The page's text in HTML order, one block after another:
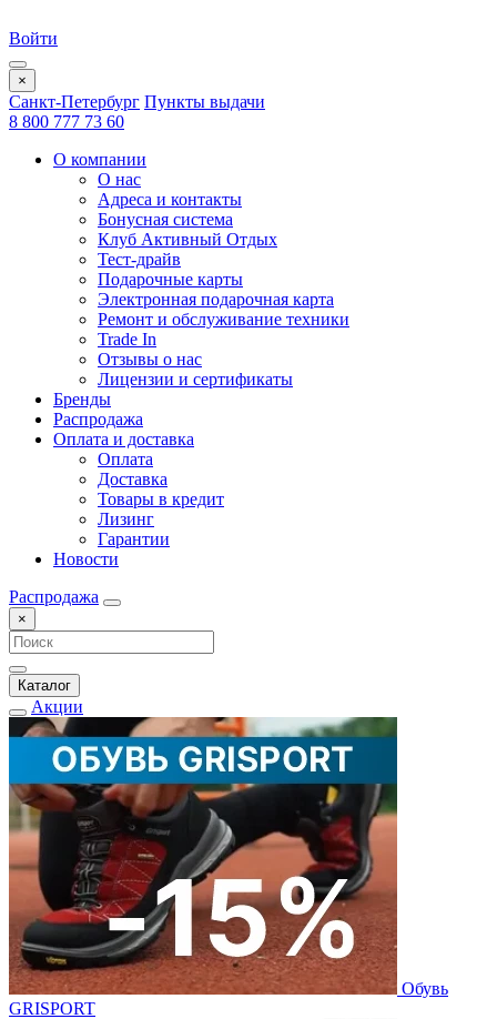
Войти
×
Санкт-Петербург Пункты выдачи
8 800 777 73 60
О компании
О нас
Адреса и контакты
Бонусная система
Клуб Активный Отдых
Тест-драйв
Подарочные карты
Электронная подарочная карта
Ремонт и обслуживание техники
Trade In
Отзывы о нас
Лицензии и сертификаты
Бренды
Распродажа
Оплата и доставка
Оплата
Доставка
Товары в кредит
Лизинг
Гарантии
Новости
Распродажа
×
Каталог
Акции
Обувь
GRISPORT